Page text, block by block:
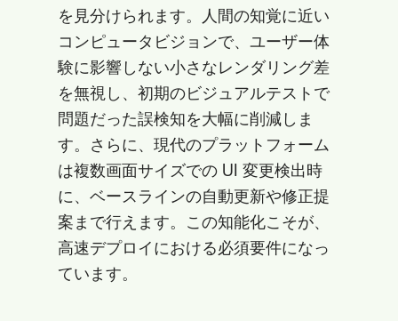
を見分けられます。人間の知覚に近い
コンピュータビジョンで、ユーザー体
験に影響しない小さなレンダリング差
を無視し、初期のビジュアルテストで
問題だった誤検知を大幅に削減しま
す。さらに、現代のプラットフォーム
は複数画面サイズでの UI 変更検出時
に、ベースラインの自動更新や修正提
案まで行えます。この知能化こそが、
高速デプロイにおける必須要件になっ
ています。